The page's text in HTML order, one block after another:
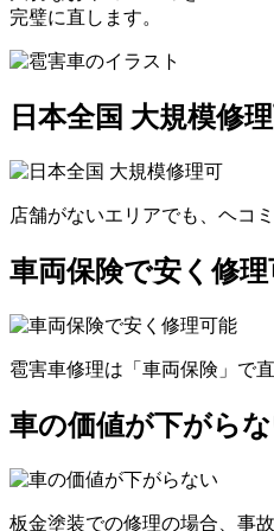
完璧に直します。
日本全国 大規模修
店舗がないエリアでも、ヘコ
車両保険で安く修
雹害車修理は「車両保険」で
車の価値が下がら
板金塗装での修理の場合、事